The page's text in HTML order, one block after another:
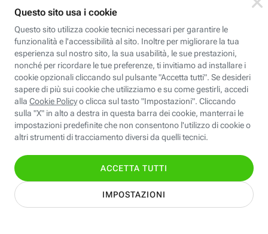
CFFC<TagID>
Limite di
CM 1 giorno
Identifica se
ricontrollare
corrispondenti
(impostata da
CM14 14 giorni
Identifica se
ricontrollare
corrispondenti
(impostata da
pagine
EBFC<BannerID> 7 giorni
Identifica la
banner
Identifica la